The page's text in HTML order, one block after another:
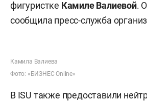
фигуристке Камиле Валиевой.
сообщила пресс-служба
Камила Валиева
Фото: «БИЗНЕС Online»
В ISU также предоставили